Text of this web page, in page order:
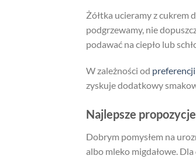
Żółtka ucieramy z cukrem
podgrzewamy, nie
podawać na ciepło lub
W zależności od preferencji
zyskuje dodatkowy
Najlepsze
Dobrym pomysłem na
albo mleko migdałowe.